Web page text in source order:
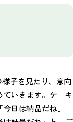
子を見たり、意向
いきます。ケーキ
日は納品だね」